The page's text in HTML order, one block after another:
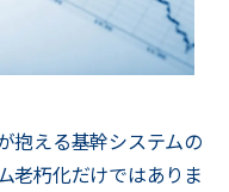
抱える基幹システムの
老朽化だけではありま